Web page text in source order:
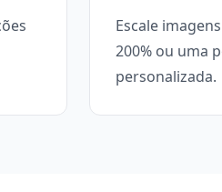
Escale
200% ou uma
personalizada.